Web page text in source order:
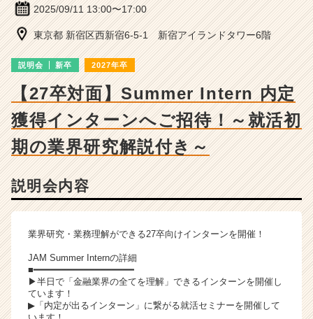
n
g
m
の
説
明
細
|
ベ
チ
ャ
ー・
成
2025/09/11 13:00〜17:00
東京都 新宿区西新宿6-5-1 新宿アイランドタワー6階
説明会 新卒 2027年卒
【27卒対面】Summer Intern 内定
獲得インターンへご招待！～就活初
期の業界研究解説付き～
説明会内容
業界研究・業務理解ができる27卒向けインターンを開催！
JAM Summer Internの詳細
■━━━━━━━━━━━━━━━━━━
▶半日で「金融業界の全てを理解」できるインターンを開催し
ています！
▶「内定が出るインターン」に繋がる就活セミナーを開催して